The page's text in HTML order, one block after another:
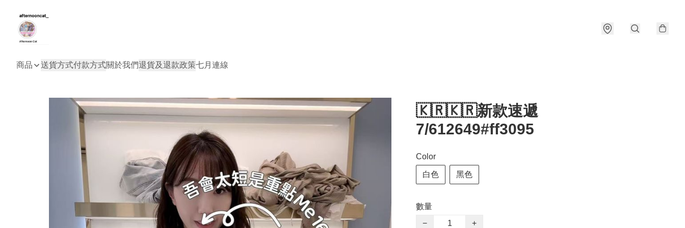
商品 送貨方式付款方式關於我們退貨及退款政策七月連線
🇰🇷🇰🇷新款速遞
7/612649#ff3095
Color
白色 黑色
數量
−
+